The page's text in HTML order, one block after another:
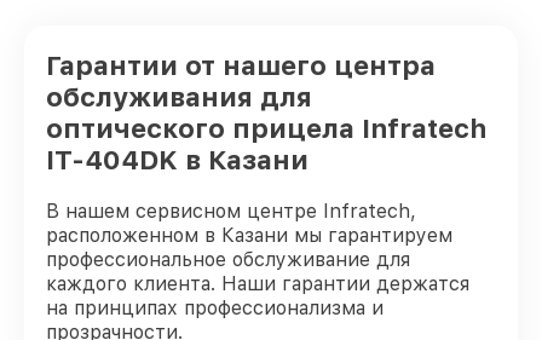
Гарантии от нашего центра
обслуживания для
оптического прицела Infratech
IT-404DK в Казани
В нашем сервисном центре Infratech,
расположенном в Казани мы гарантируем
профессиональное обслуживание для
каждого клиента. Наши гарантии держатся
на принципах профессионализма и
прозрачности.